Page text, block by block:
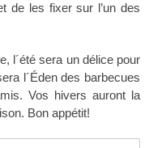
de les fixer sur l’un des
l´été sera un délice pour
l´Éden des barbecues
Vos hivers auront la
Bon appétit!